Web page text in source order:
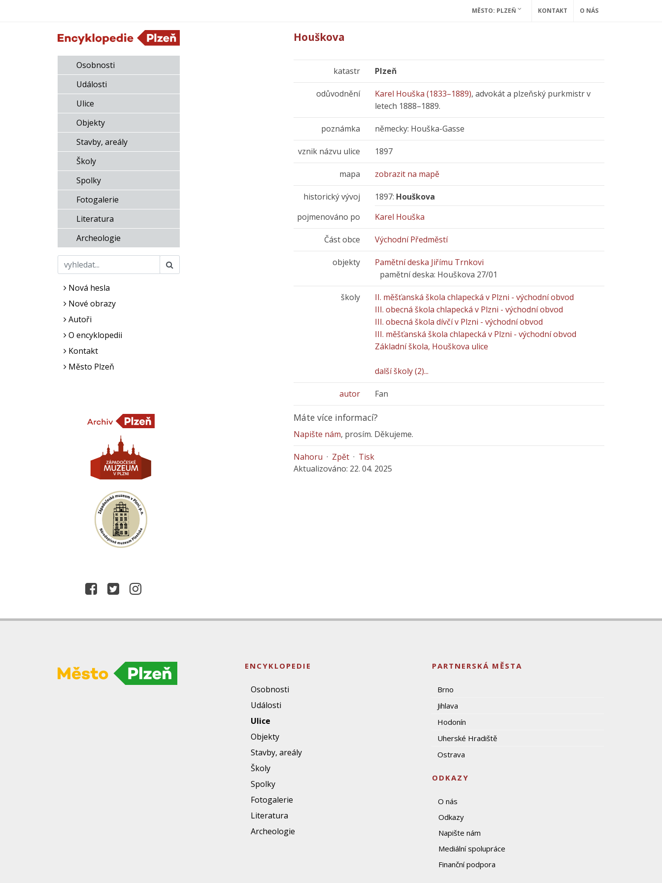
MĚSTO: PLZEŇ KONTAKT O NÁS
Osobnosti
Události
Ulice
Objekty
Stavby, areály
Školy
Spolky
Fotogalerie
Literatura
Archeologie
Nová hesla
Nové obrazy
Autoři
O encyklopedii
Kontakt
Město Plzeň
Houškova
katastr Plzeň
odůvodnění Karel Houška (1833–1889), advokát a plzeňský purkmistr v
letech 1888–1889.
poznámka německy: Houška-Gasse
vznik názvu ulice 1897
mapa zobrazit na mapě
historický vývoj 1897: Houškova
pojmenováno po
Karel Houška
Část obce Východní Předměstí
objekty
Pamětní deska Jiřímu Trnkovi
pamětní deska: Houškova 27/01
školy
II. měšťanská škola chlapecká v Plzni - východní obvod
III. obecná škola chlapecká v Plzni - východní obvod
III. obecná škola dívčí v Plzni - východní obvod
III. měšťanská škola chlapecká v Plzni - východní obvod
Základní škola, Houškova ulice
další školy (2)...
autor Fan
Máte více informací?
Napište nám, prosím. Děkujeme.
Nahoru · Zpět · Tisk
Aktualizováno: 22. 04. 2025
ENCYKLOPEDIE
Osobnosti
Události
Ulice
Objekty
Stavby, areály
Školy
Spolky
Fotogalerie
Literatura
Archeologie
PARTNERSKÁ MĚSTA
Brno
Jihlava
Hodonín
Uherské Hradiště
Ostrava
ODKAZY
O nás
Odkazy
Napište nám
Mediální spolupráce
Finanční podpora